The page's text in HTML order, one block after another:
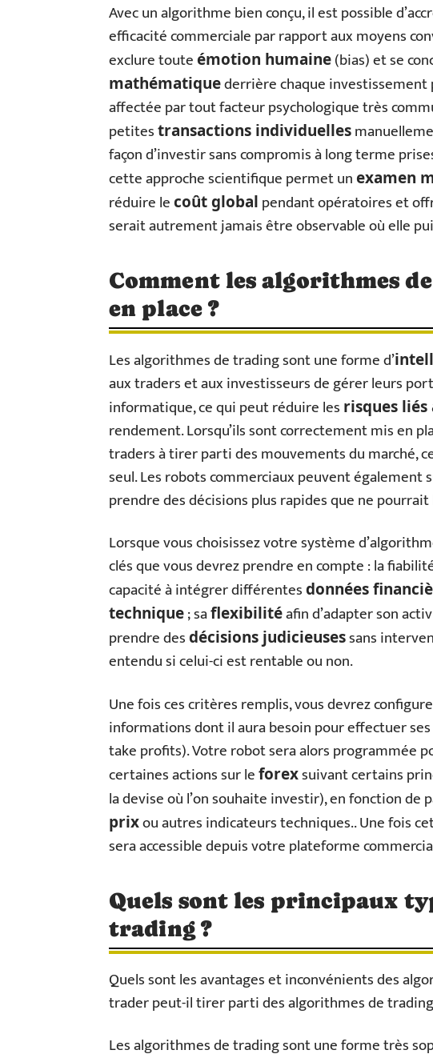
Avec un algorithme bien conçu, il est possible
efficacité commerciale par rapport aux moyens
exclure touteémotion humaine(bias) et se
mathématiquederrière chaque investissement
affectée par tout facteur psychologique très
petitestransactions individuelles
façon d’investir sans compromis à long terme
cette approche scientifique permet unexamen
réduire lecoût global pendant opératoires et
serait autrement jamais être observable où elle
Comment les algorithmes
en place ?
Les algorithmes de trading sont une forme d’
aux traders et aux investisseurs de gérer leurs
informatique, ce qui peut réduire les risques
rendement. Lorsqu’ils sont correctement mis en
traders à tirer parti des mouvements du marché,
seul. Les robots commerciaux peuvent également
prendre des décisions plus rapides que ne
Lorsque vous choisissez votre système
clés que vous devrez prendre en compte : la
capacité à intégrer différentesdonnées
technique; saflexibilitéafin d’adapter son
prendre desdécisions judicieusessans
entendu si celui-ci est rentable ou non.
Une fois ces critères remplis, vous devrez
informations dont il aura besoin pour effectuer
take profits). Votre robot sera alors programmée
certaines actions sur leforexsuivant certains
la devise où l’on souhaite investir), en fonction de
prixou autres indicateurs techniques.. Une fois
sera accessible depuis votre plateforme
Quels sont les principaux
trading ?
Quels sont les avantages et inconvénients des
trader peut-il tirer parti des algorithmes de
Les algorithmes de trading sont une forme très